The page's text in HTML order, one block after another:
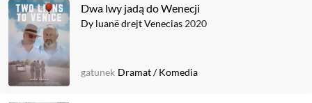
Dwa lwy jadą do Wenecji
Dy luanë drejt Venecias 2020
gatunek Dramat/Komedia